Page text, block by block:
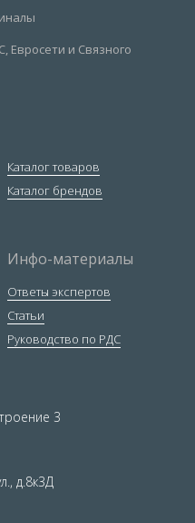
Каталог товаров
Каталог брендов
Инфо-материалы
Ответы экспертов
Статьи
Руководство по РДС
3
д.8к3Д